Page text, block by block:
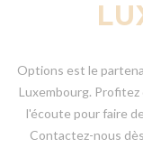
Options est le
Luxembourg.
l'écoute pour faire
Contactez-nous